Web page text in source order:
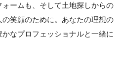
ームも、そして土地探しからの
笑顔のために。あなたの理想の
なプロフェッショナルと一緒に